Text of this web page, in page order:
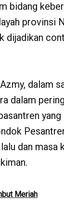
bidang
provinsi
dijadikan
dalam
dalam
dan masa
Meriah